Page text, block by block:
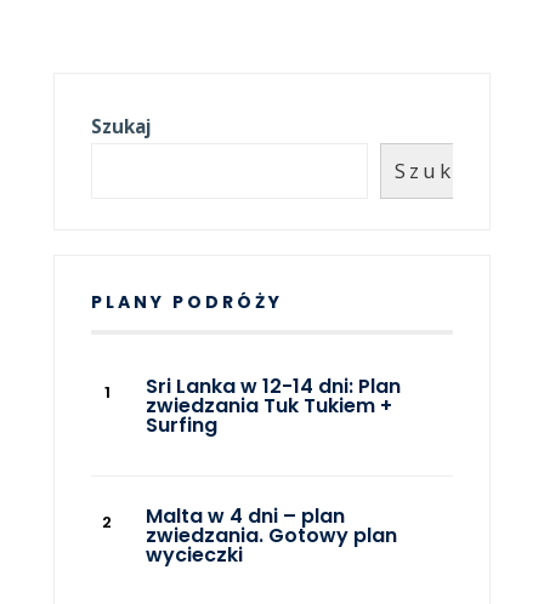
Szukaj
Szukaj
PLANY PODRÓŻY
Sri Lanka w 12-14 dni: Plan
zwiedzania Tuk Tukiem +
Surfing
Malta w 4 dni – plan
zwiedzania. Gotowy plan
wycieczki